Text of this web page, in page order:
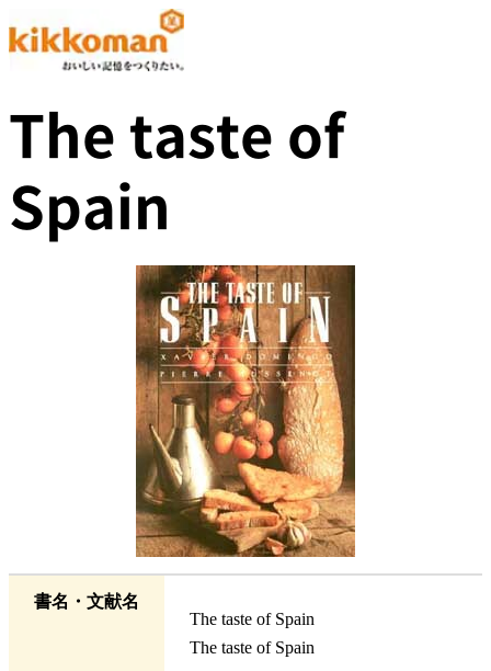
The taste of
Spain
書名・文献名
The taste of Spain
The taste of Spain